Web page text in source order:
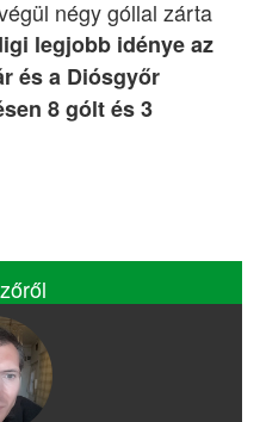
négy góllal zárta
legjobb idénye az
és a Diósgyőr
8 gólt és 3